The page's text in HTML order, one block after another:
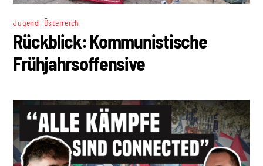
Jugend Österreich
Rückblick: Kommunistische
Frühjahrsoffensive